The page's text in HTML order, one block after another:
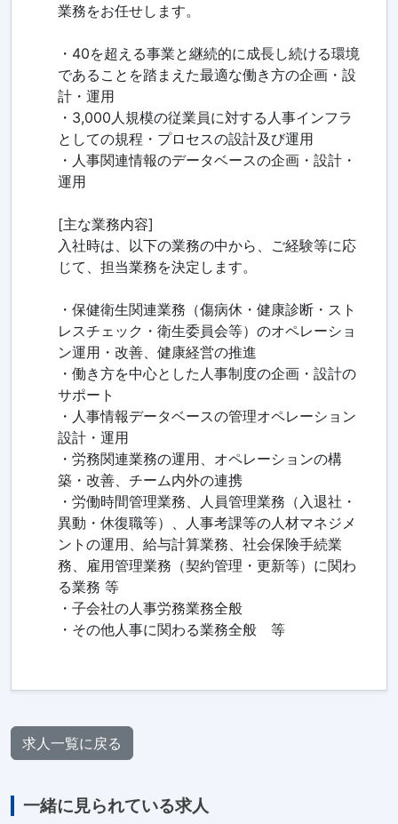
業務をお任せします。
・40を超える事業と継続的に成長し続ける環境
であることを踏まえた最適な働き方の企画・設
計・運用
・3,000人規模の従業員に対する人事インフラ
としての規程・プロセスの設計及び運用
・人事関連情報のデータベースの企画・設計・
運用
[主な業務内容]
入社時は、以下の業務の中から、ご経験等に応
じて、担当業務を決定します。
・保健衛生関連業務（傷病休・健康診断・スト
レスチェック・衛生委員会等）のオペレーショ
ン運用・改善、健康経営の推進
・働き方を中心とした人事制度の企画・設計の
サポート
・人事情報データベースの管理オペレーション
設計・運用
・労務関連業務の運用、オペレーションの構
築・改善、チーム内外の連携
・労働時間管理業務、人員管理業務（入退社・
異動・休復職等）、人事考課等の人材マネジメ
ントの運用、給与計算業務、社会保険手続業
務、雇用管理業務（契約管理・更新等）に関わ
る業務 等
・子会社の人事労務業務全般
・その他人事に関わる業務全般 等
求人一覧に戻る
一緒に見られている求人